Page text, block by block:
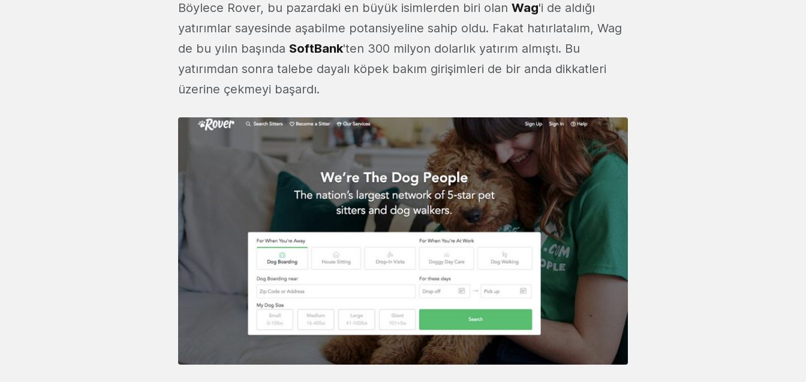
Böylece Rover, bu pazardaki en büyük isimlerden biri olan Wag'i de aldığı
yatırımlar sayesinde aşabilme potansiyeline sahip oldu. Fakat hatırlatalım, Wag
de bu yılın başında SoftBank'ten 300 milyon dolarlık yatırım almıştı. Bu
yatırımdan sonra talebe dayalı köpek bakım girişimleri de bir anda dikkatleri
üzerine çekmeyi başardı.